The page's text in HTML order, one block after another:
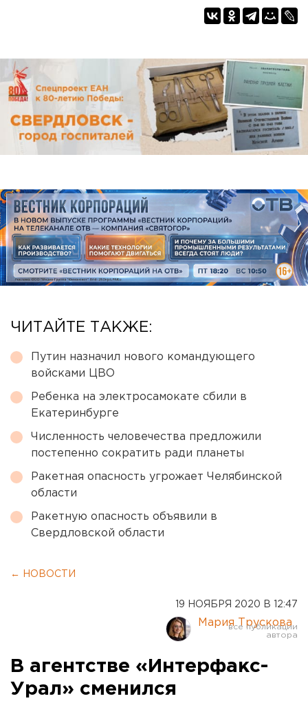
ЧИТАЙТЕ ТАКЖЕ:
Путин назначил нового командующего
войсками ЦВО
Ребенка на электросамокате сбили в
Екатеринбурге
Численность человечества предложили
постепенно сократить ради планеты
Ракетная опасность угрожает Челябинской
области
Ракетную опасность объявили в
Свердловской области
← НОВОСТИ
19 НОЯБРЯ 2020 В 12:47
Мария Трускова
В агентстве «Интерфакс-
Урал» сменился